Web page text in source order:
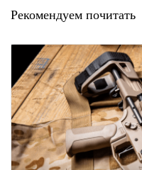
Рекомендуем почитать